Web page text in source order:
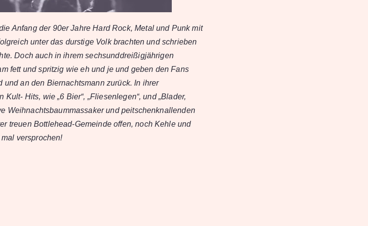
Anfang der 90er Jahre Hard Rock, Metal und Punk mit
unter das durstige Volk brachten und schrieben
Doch auch in ihrem sechsunddreißigjährigen
fett und spritzig wie eh und je und geben den Fans
an den Biernachtsmann zurück. In ihrer
Hits, wie „6 Bier“, „Fliesenlegen“, und „Blader,
Weihnachtsbaummassaker und peitschenknallenden
treuen Bottlehead-Gemeinde offen, noch Kehle und
versprochen!